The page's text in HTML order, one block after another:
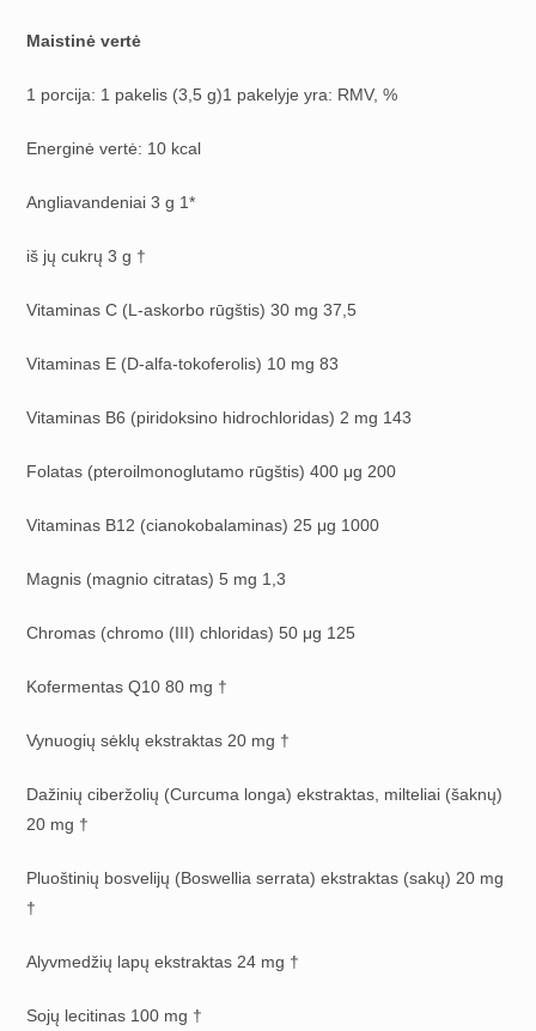
Maistinė vertė
1 porcija: 1 pakelis (3,5 g)1 pakelyje yra: RMV, %
Energinė vertė: 10 kcal
Angliavandeniai 3 g 1*
iš jų cukrų 3 g †
Vitaminas C (L-askorbo rūgštis) 30 mg 37,5
Vitaminas E (D-alfa-tokoferolis) 10 mg 83
Vitaminas B6 (piridoksino hidrochloridas) 2 mg 143
Folatas (pteroilmonoglutamo rūgštis) 400 μg 200
Vitaminas B12 (cianokobalaminas) 25 μg 1000
Magnis (magnio citratas) 5 mg 1,3
Chromas (chromo (III) chloridas) 50 μg 125
Kofermentas Q10 80 mg †
Vynuogių sėklų ekstraktas 20 mg †
Dažinių ciberžolių (Curcuma longa) ekstraktas, milteliai (šaknų)
20 mg †
Pluoštinių bosvelijų (Boswellia serrata) ekstraktas (sakų) 20 mg
†
Alyvmedžių lapų ekstraktas 24 mg †
Sojų lecitinas 100 mg †